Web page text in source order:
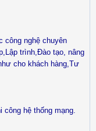
công nghệ chuyên
trình,Đào tạo, nâng
cho khách hàng,Tư
công hệ thống mạng.